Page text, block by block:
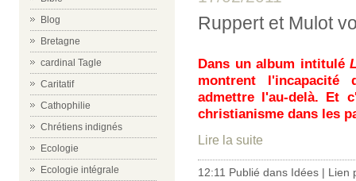
Blog
Bretagne
cardinal Tagle
Caritatif
Cathophilie
Chrétiens indignés
Ecologie
Ecologie intégrale
Ruppert et Mulot
Dans un album intitulé
montrent l'incapacité
admettre l'au-delà. Et
christianisme dans les
Lire la suite
12:11 Publié dans Idées | Lien